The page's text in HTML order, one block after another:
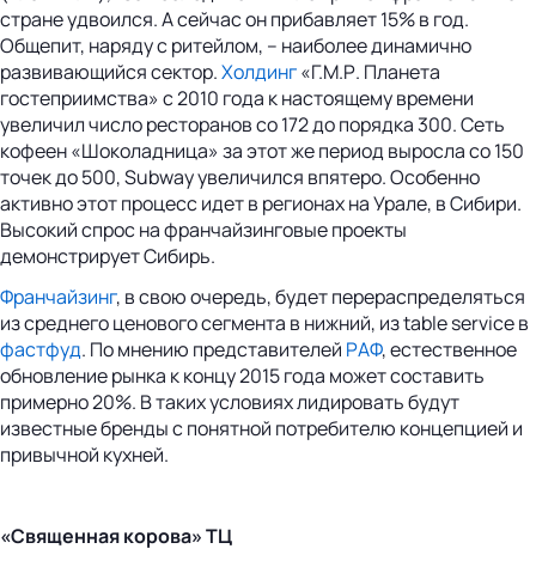
стране удвоился. А сейчас он прибавляет 15% в год.
Общепит, наряду с ритейлом, – наиболее динамично
развивающийся сектор.Холдинг«Г.М.Р. Планета
гостеприимства» с 2010 года к настоящему времени
увеличил число ресторанов со 172 до порядка 300. Сеть
кофеен «Шоколадница» за этот же период выросла со 150
точек до 500, Subway увеличился впятеро. Особенно
активно этот процесс идет в регионах на Урале, в Сибири.
Высокий спрос на франчайзинговые проекты
демонстрирует Сибирь.
Франчайзинг, в свою очередь, будет перераспределяться
из среднего ценового сегмента в нижний, из table service в
фастфуд. По мнению представителей РАФ, естественное
обновление рынка к концу 2015 года может составить
примерно 20%. В таких условиях лидировать будут
известные бренды с понятной потребителю концепцией и
привычной кухней.
«Священная корова» ТЦ